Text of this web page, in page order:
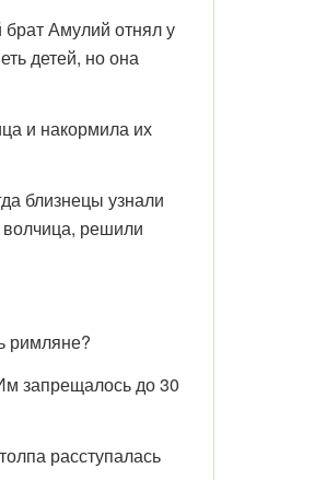
Амулий отнял у
детей, но она
и накормила их
близнецы узнали
волчица, решили
римляне?
запрещалось до 30
расступалась